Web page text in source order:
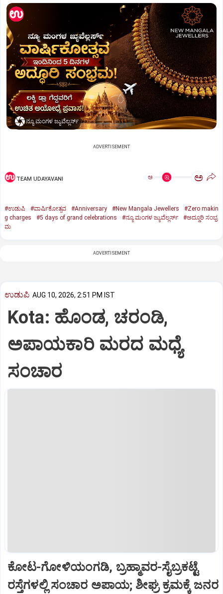
ನ್ಯೂ ಮಂಗಳ ಜ್ಯುವೆಲ್ಲರ್ಸ್
ADVERTISEMENT
TEAM UDAYAVANI ಅ ಅ
#ಉಡುಪಿ #ವಾರ್ಷಿಕೋತ್ಸವ #Anniversary #New Mangala Jewellers
#Zero makin
g charges
#5 days of grand celebrations #ನ್ಯೂ ಮಂಗಳ ಜ್ಯುವೆಲ್ಲರ್ಸ್‌
#ಅದ್ದೂರಿ ಸಂಭ್ರ
ಮ
ADVERTISEMENT
ಉಡುಪಿ AUG 10, 2026, 2:51 PM IST
Kota: ಹೊಂಡ, ಚರಂಡಿ,
ಅಪಾಯಕಾರಿ ಮರದ ಮಧ್ಯೆ
ಸಂಚಾರ
ಕೋಟ-ಗೋಳಿಯಂಗಡಿ, ಬ್ರಹ್ಮಾವರ-ಸೈಬ್ರಕಟ್ಟೆ
ರಸ್ತೆಗಳಲ್ಲಿ ಸಂಚಾರ ಅಪಾಯ; ಶೀಘ್ರ ಕ್ರಮಕ್ಕೆ ಜನರ